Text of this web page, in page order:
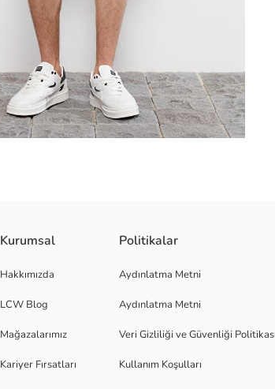
Kurumsal
Hakkımızda
LCW Blog
Mağazalarımız
Kariyer Fırsatları
Politikalar
Aydınlatma Metni
Aydınlatma Metni
Veri Gizliliği ve Güvenliği Politikası
Kullanım Koşulları